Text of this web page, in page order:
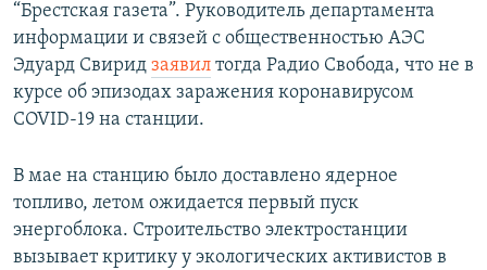
“Брестская газета”. Руководитель департамента
информации и связей с общественностью АЭС
Эдуард Свирид заявил тогда Радио Свобода, что не в
курсе об эпизодах заражения коронавирусом
COVID-19 на станции.
В мае на станцию было доставлено ядерное
топливо, летом ожидается первый пуск
энергоблока. Строительство электростанции
вызывает критику у экологических активистов в